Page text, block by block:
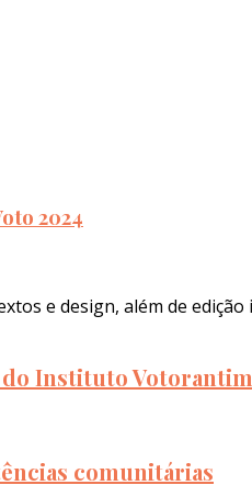
2024
e design, além de
Instituto Votorantim
comunitárias